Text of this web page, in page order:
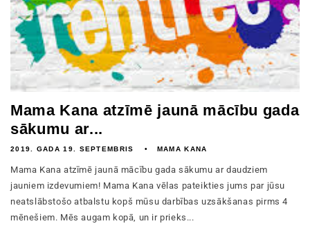
Mama Kana atzīmē jaunā mācību gada
sākumu ar...
2019. GADA 19. SEPTEMBRIS MAMA KANA
Mama Kana atzīmē jaunā mācību gada sākumu ar daudziem
jauniem izdevumiem! Mama Kana vēlas pateikties jums par jūsu
neatslābstošo atbalstu kopš mūsu darbības uzsākšanas pirms 4
mēnešiem. Mēs augam kopā, un ir prieks...